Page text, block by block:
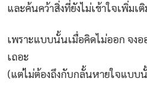
และค้นคว้าสิ่งที่ยังไม่เข้าใจเพิ่มเ
เพราะแบบนั้นเมื่อคิดไม่ออก จง
เถอะ
(แต่ไม่ต้องถึงกับกลั้นหายใจแบบ